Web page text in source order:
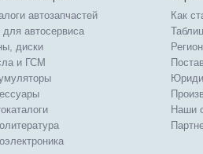
автозапчастей
для автосервиса
диски
и ГСМ
Как
Наши